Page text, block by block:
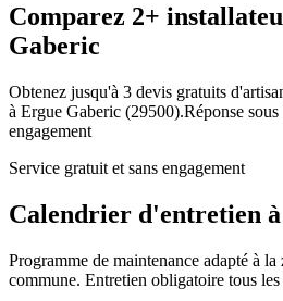
Comparez 2+
Gaberic
Obtenez jusqu'à 3 devis gratuits
à Ergue Gaberic (29500).Réponse sous
engagement
Service gratuit et sans engagement
Calendrier d'entretien à
Programme de maintenance adapté à
commune. Entretien obligatoire tous